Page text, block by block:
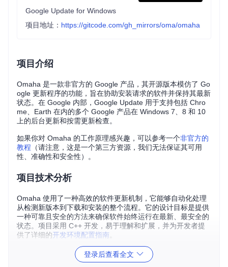
Google Update for Windows
项目地址： https://gitcode.com/gh_mirrors/oma/omaha
项目介绍
Omaha 是一款非官方的 Google 产品，其开源版本模仿了 Go
ogle 更新程序的功能，旨在协助安装请求的软件并保持其最新
状态。在 Google 内部，Google Update 用于支持包括 Chro
me、Earth 在内的多个 Google 产品在 Windows 7、8 和 10
上的后台更新和按需更新检查。
如果你对 Omaha 的工作原理感兴趣，可以参考一个非官方的
教程 （请注意，这是一个第三方资源，我们无法保证其可用
性、准确性和安全性）。
项目技术分析
Omaha 使用了一种高效的软件更新机制，它能够自动化处理
从检测新版本到下载和安装的整个流程。它的设计目标是提供
一种可靠且安全的方法来确保软件始终运行在最新、最安全的
状态。项目采用 C++ 开发，易于理解和扩展，并为开发者提
供了详细的开发环境配置指南
项目及技术应用场景登录后查看全文